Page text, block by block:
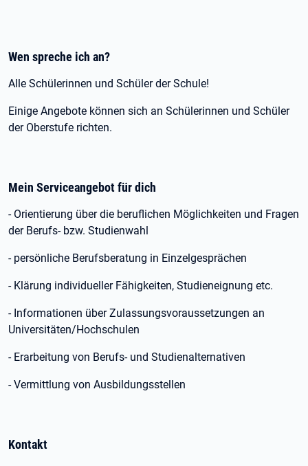
Wen spreche ich an?
Alle Schülerinnen und Schüler der Schule!
Einige Angebote können sich an Schülerinnen und Schüler
der Oberstufe richten.
Mein Serviceangebot für dich
- Orientierung über die beruflichen Möglichkeiten und Fragen
der Berufs- bzw. Studienwahl
- persönliche Berufsberatung in Einzelgesprächen
- Klärung individueller Fähigkeiten, Studieneignung etc.
- Informationen über Zulassungsvoraussetzungen an
Universitäten/Hochschulen
- Erarbeitung von Berufs- und Studienalternativen
- Vermittlung von Ausbildungsstellen
Kontakt